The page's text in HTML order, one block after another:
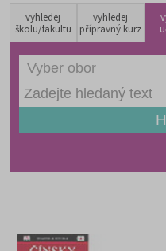
vyhledej
školu/fakultu
vyhledej
přípravný kurz